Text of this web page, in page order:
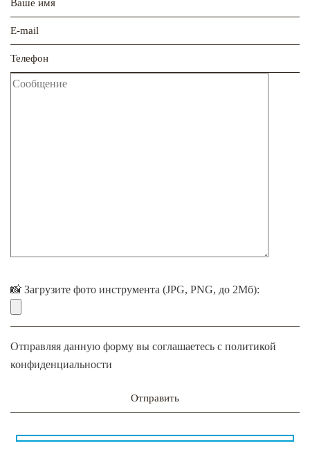
📸 Загрузите фото инструмента (JPG, PNG, до 2Мб):
Отправляя данную форму вы соглашаетесь с политикой
конфиденциальности